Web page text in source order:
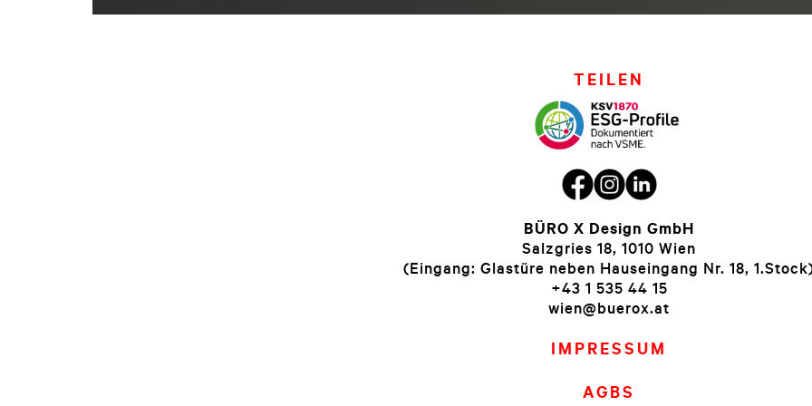
TEILEN
BÜRO X Design GmbH
Salzgries 18, 1010 Wien
(Eingang: Glastüre neben Hauseingang Nr. 18,
+43 1 535 44 15
wien@buerox.at
IMPRESSUM
AGBS